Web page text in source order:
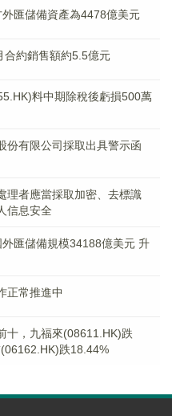
匯儲備資產為4478億美元
約銷售額約5.5億元
料中期除稅後虧損500萬
份有限公司採取出具警示函
理者應當採取加密、去標識
信息安全
匯儲備規模34188億美元 升
正常推進中
十，九福來(08611.HK)跌
跌18.44%